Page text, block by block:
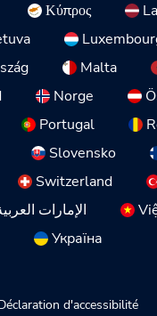
Κύπρος
Malta
Norge
Portugal
Slovensko
Switzerland
الإمارات
Україна
d'accessibilité